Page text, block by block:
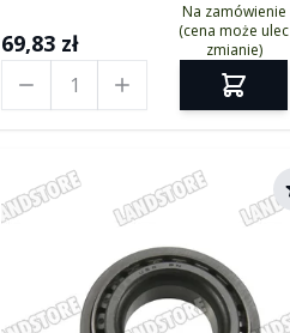
69,83 zł
Na zamówienie
(cena może ulec
zmianie)